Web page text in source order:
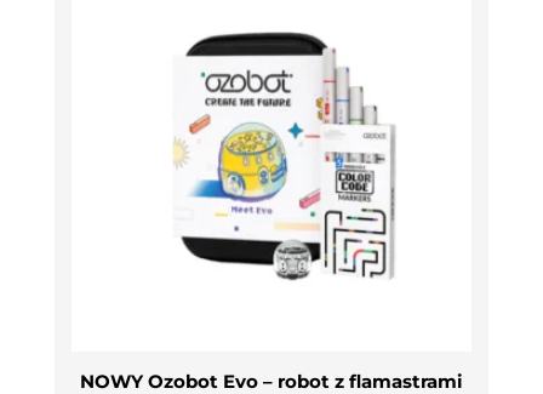
NOWY Ozobot Evo – robot z flamastrami